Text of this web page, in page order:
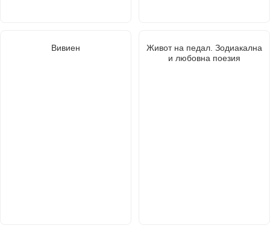
Вивиен
Живот на педал. Зодиакална
и любовна поезия